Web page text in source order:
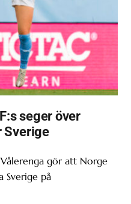
seger över
Sverige
Vålerenga gör att Norge
Sverige på